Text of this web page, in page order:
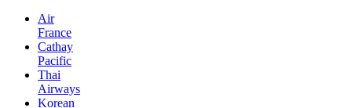
Air
France
Cathay
Pacific
Thai
Airways
Korean